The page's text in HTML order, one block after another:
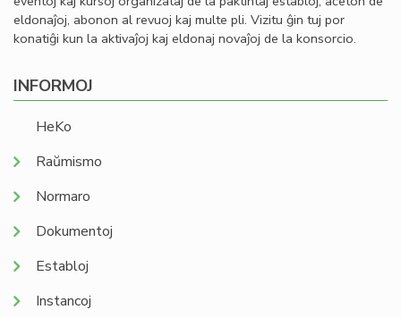
eldonaĵoj, abonon al revuoj kaj multe pli. Vizitu ĝin tuj por
konatiĝi kun la aktivaĵoj kaj eldonaj novaĵoj de la konsorcio.
INFORMOJ
HeKo
Raŭmismo
Normaro
Dokumentoj
Establoj
Instancoj